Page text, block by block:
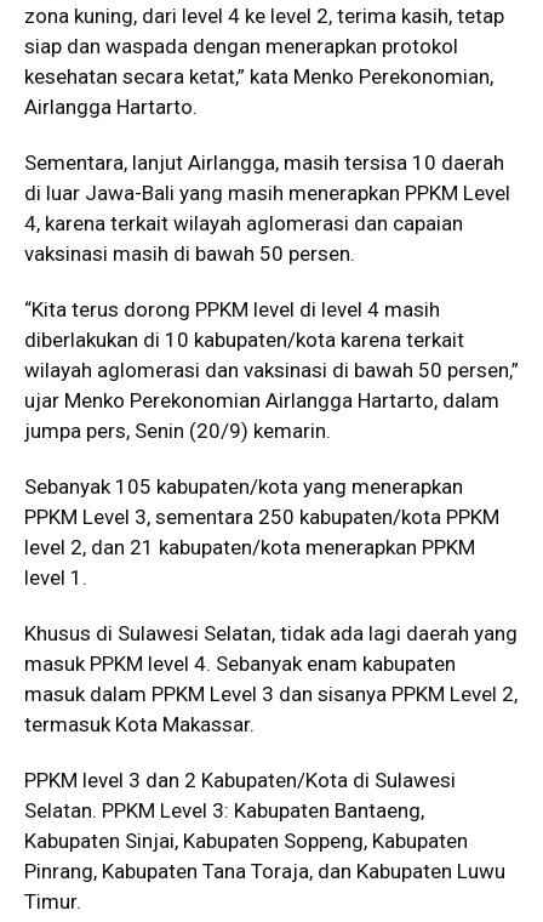
zona kuning, dari level 4 ke level 2, terima kasih, tetap
siap dan waspada dengan menerapkan protokol
kesehatan secara ketat,” kata Menko Perekonomian,
Airlangga Hartarto.
Sementara, lanjut Airlangga, masih tersisa 10 daerah
di luar Jawa-Bali yang masih menerapkan PPKM Level
4, karena terkait wilayah aglomerasi dan capaian
vaksinasi masih di bawah 50 persen.
“Kita terus dorong PPKM level di level 4 masih
diberlakukan di 10 kabupaten/kota karena terkait
wilayah aglomerasi dan vaksinasi di bawah 50 persen,”
ujar Menko Perekonomian Airlangga Hartarto, dalam
jumpa pers, Senin (20/9) kemarin.
Sebanyak 105 kabupaten/kota yang menerapkan
PPKM Level 3, sementara 250 kabupaten/kota PPKM
level 2, dan 21 kabupaten/kota menerapkan PPKM
level 1.
Khusus di Sulawesi Selatan, tidak ada lagi daerah yang
masuk PPKM level 4. Sebanyak enam kabupaten
masuk dalam PPKM Level 3 dan sisanya PPKM Level 2,
termasuk Kota Makassar.
PPKM level 3 dan 2 Kabupaten/Kota di Sulawesi
Selatan. PPKM Level 3: Kabupaten Bantaeng,
Kabupaten Sinjai, Kabupaten Soppeng, Kabupaten
Pinrang, Kabupaten Tana Toraja, dan Kabupaten Luwu
Timur.